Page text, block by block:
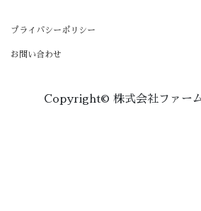
プライバシーポリシー
お問い合わせ
Copyright© 株式会社ファー